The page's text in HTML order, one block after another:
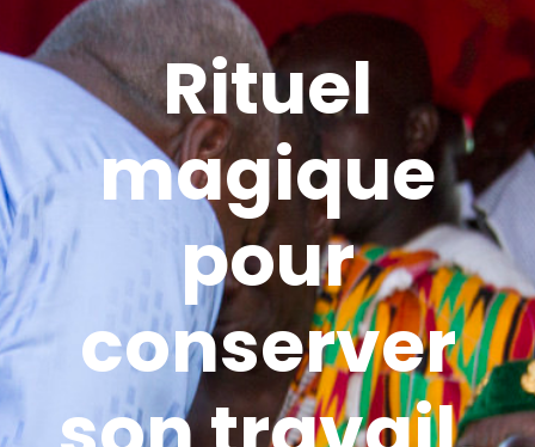
Rituel
magique
pour
conserver